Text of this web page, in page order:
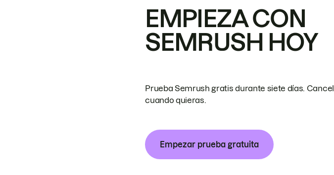
EMPIEZA CON
SEMRUSH HOY
Prueba Semrush gratis durante siete días.
cuando quieras.
Empezar prueba gratuita